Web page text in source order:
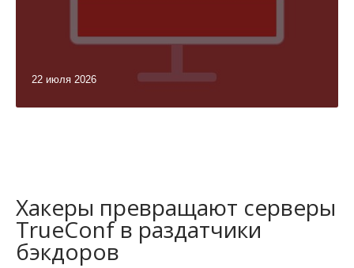
22 июля 2026
Хакеры превращают серверы
TrueConf в раздатчики
бэкдоров